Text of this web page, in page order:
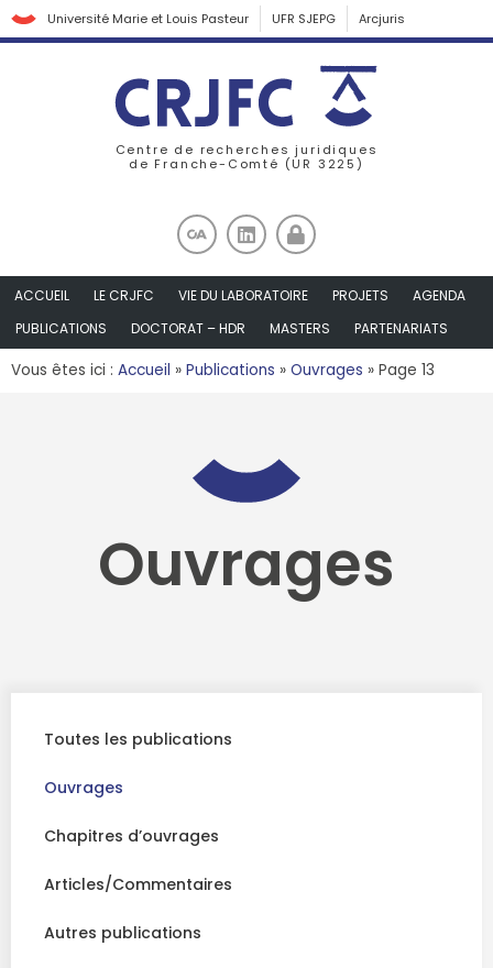
Université Marie et Louis Pasteur UFR SJEPG Arcjuris
Centre de recherches juridiques
de Franche-Comté (UR 3225)
ACCUEIL LE CRJFC VIE DU LABORATOIRE PROJETS
AGENDA
PUBLICATIONS
DOCTORAT – HDR MASTERS PARTENARIATS
Vous êtes ici : Accueil » Publications » Ouvrages » Page 13
Ouvrages
Toutes les publications
Ouvrages
Chapitres d’ouvrages
Articles/Commentaires
Autres publications